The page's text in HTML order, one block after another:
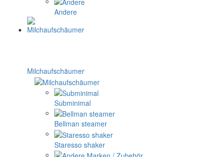
Andere
Milchaufschäumer
Subminimal
Bellman steamer
Staresso shaker